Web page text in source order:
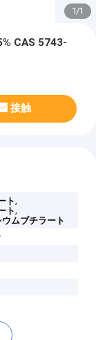
1/1
CAS 5743-
接触
ト,
ト,
ムブチラート